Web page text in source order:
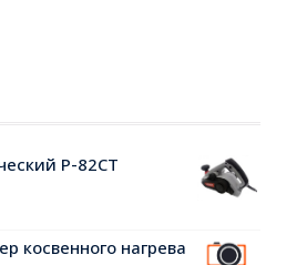
Р-82СТ
косвенного нагрева